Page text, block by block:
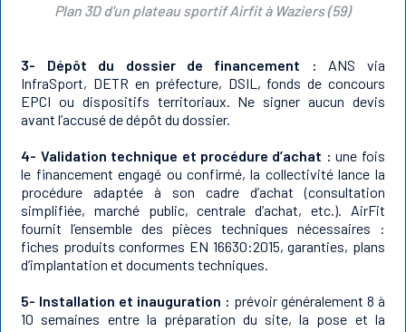
Plan 3D d'un plateau sportif Airfit à Waziers (59)
3- Dépôt du dossier de financement : ANS via
InfraSport, DETR en préfecture, DSIL, fonds de concours
EPCI ou dispositifs territoriaux. Ne signer aucun devis
avant l’accusé de dépôt du dossier.
4- Validation technique et procédure d’achat : une fois
le financement engagé ou confirmé, la collectivité lance la
procédure adaptée à son cadre d’achat (consultation
simplifiée, marché public, centrale d’achat, etc.). AirFit
fournit l’ensemble des pièces techniques nécessaires :
fiches produits conformes EN 16630:2015, garanties, plans
d’implantation et documents techniques.
5- Installation et inauguration : prévoir généralement 8 à
10 semaines entre la préparation du site, la pose et la